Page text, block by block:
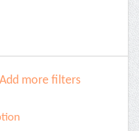
Add more filters